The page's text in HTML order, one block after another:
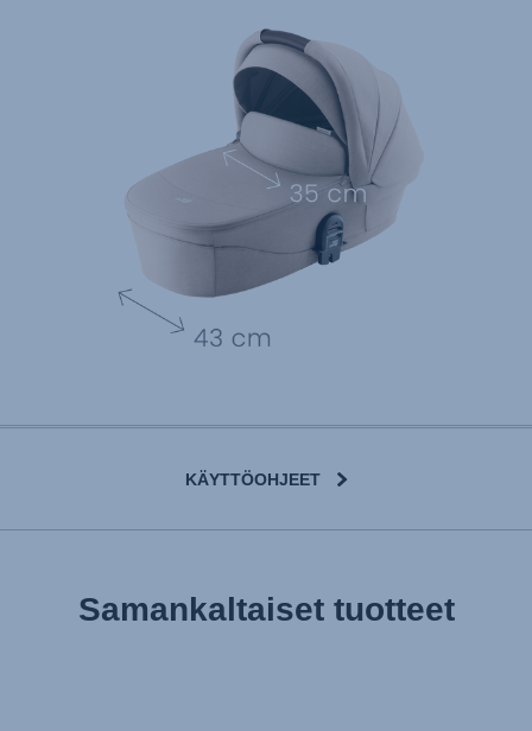
KÄYTTÖOHJEET
Samankaltaiset tuotteet